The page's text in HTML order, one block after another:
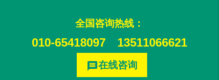
全国咨询热线：
010-65418097 13511066621
message在线咨询